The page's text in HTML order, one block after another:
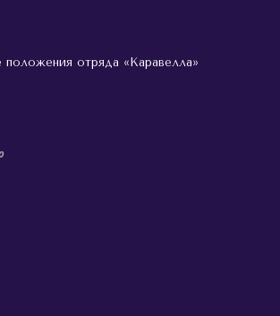
положения отряда «Каравелла»